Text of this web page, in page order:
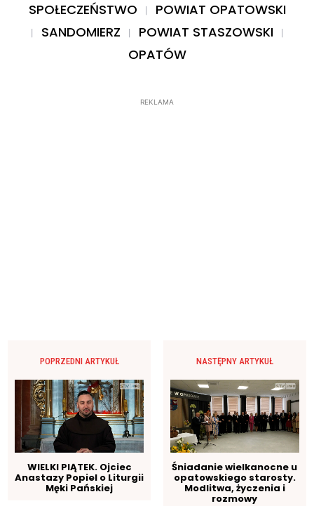
SPOŁECZEŃSTWO
POWIAT OPATOWSKI
SANDOMIERZ
POWIAT STASZOWSKI
OPATÓW
REKLAMA
POPRZEDNI ARTYKUŁ
WIELKI PIĄTEK. Ojciec
Anastazy Popiel o Liturgii
Męki Pańskiej
NASTĘPNY ARTYKUŁ
Śniadanie wielkanocne u
opatowskiego starosty.
Modlitwa, życzenia i
rozmowy